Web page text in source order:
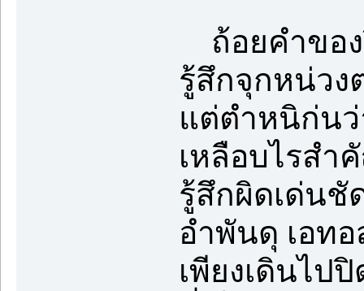
ถ้อยคำของ
รู้สึกจุกหน่วง
แต่ตำหนิก่นว่
เหลือบไรสำ
รู้สึกผิดเด่นชั
อำพันดุ เอท
เพียงเดินไป